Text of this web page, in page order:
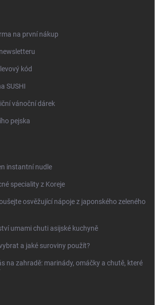
na první nákup
kód
SUSHI
vánoční dárek
pejska
instantní nudle
speciality z Koreje
osvěžující nápoje z japonského zeleného
umami chuti asijské kuchyně
a jaké suroviny použít?
na zahradě: marinády, omáčky a chutě, které